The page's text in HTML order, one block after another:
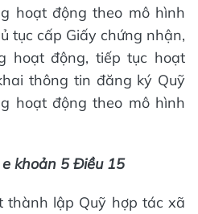
hoạt động theo mô hình
tục cấp Giấy chứng nhận,
hoạt động, tiếp tục hoạt
thông tin đăng ký Quỹ
hoạt động theo mô hình
khoản 5 Điều 15
thành lập Quỹ hợp tác xã